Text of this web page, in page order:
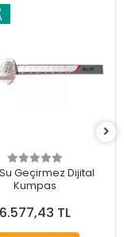
Geçirmez Dijital
Kumpas
6.577,43 TL